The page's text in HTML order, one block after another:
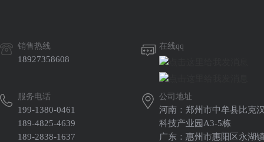
销售热线
18927358608
服务电话
199-1380-0461
189-4825-4639
189-2838-1637
在线qq
公司地址
河南：郑州市中牟县比克
科技产业园A3-5栋
广东：惠州市惠阳区永湖